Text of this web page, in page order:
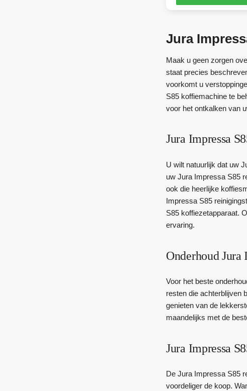
Jura
Maak u geen zorgen
staat precies
voorkomt u
S85 koffiemachine te
voor het ontkalken van
Jura Impressa
U wilt natuurlijk dat uw
uw Jura Impressa S85
ook die heerlijke
Impressa S85
S85 koffiezetapparaat.
ervaring.
Onderhoud Jura
Voor het beste
resten die achterblijven
genieten van de
maandelijks met de
Jura Impressa
De Jura Impressa S85
voordeliger de koop.